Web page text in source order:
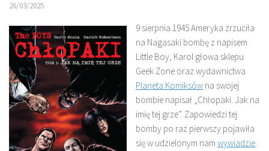
26/03/2025
9 sierpnia 1945 Ameryka zrzuciła
na Nagasaki bombę z napisem
Little Boy, Karol głowa sklepu
Geek Zone oraz wydawnictwa
Planeta Komiksów na swojej
bombie napisał „Chłopaki. Jak na
imię tej grze”. Zapowiedzi tej
bomby po raz pierwszy pojawiła
się w udzielonym nam wywiadzie.